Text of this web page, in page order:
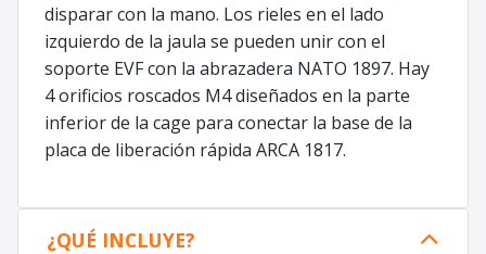
disparar con la mano. Los rieles en el lado
izquierdo de la jaula se pueden unir con el
soporte EVF con la abrazadera NATO 1897. Hay
4 orificios roscados M4 diseñados en la parte
inferior de la cage para conectar la base de la
placa de liberación rápida ARCA 1817.
¿QUÉ INCLUYE?